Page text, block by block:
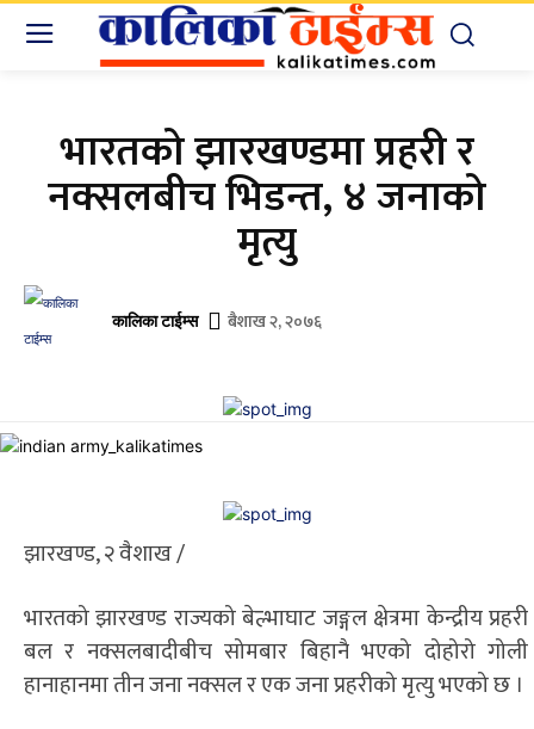
भारतको झारखण्डमा प्रहरी र
नक्सलबीच भिडन्त, ४ जनाको
मृत्यु
कालिका टाईम्स बैशाख २, २०७६
झारखण्ड, २ वैशाख /
भारतको झारखण्ड राज्यको बेल्भाघाट जङ्गल क्षेत्रमा केन्द्रीय प्रहरी
बल र नक्सलबादीबीच सोमबार बिहानै भएको दोहोरो गोली
हानाहानमा तीन जना नक्सल र एक जना प्रहरीको मृत्यु भएको छ ।